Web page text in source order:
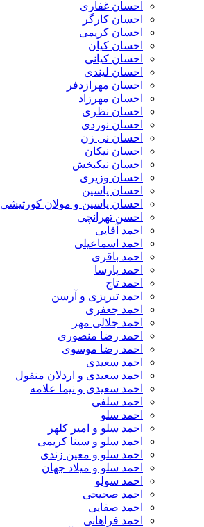
احسان غفاری
احسان کارگر
احسان کریمی
احسان کیان
احسان کیانی
احسان لیندی
احسان مهرازدفر
احسان مهرزاد
احسان نظری
احسان نوردی
احسان نی زن
احسان نیکان
احسان نیکبخش
احسان وزیری
احسان یاسین
احسان یاسین و مولان کورتیشی
احسن تهرانچی
احمد آقایی
احمد اسماعیلی
احمد باقری
احمد پارسا
احمد تاج
احمد تبریزی و آرسن
احمد جعفری
احمد جلالی مهر
احمد رضا منصوری
احمد رضا موسوی
احمد سعیدی
احمد سعیدی و اردلان منقول
احمد سعیدی و نیما علامه
احمد سلفی
احمد سلو
احمد سلو و امیر کلهر
احمد سلو و سینا کریمی
احمد سلو و معین زندی
احمد سلو و میلاد جهان
احمد سولو
احمد صحیحی
احمد صفایی
احمد فراهانی